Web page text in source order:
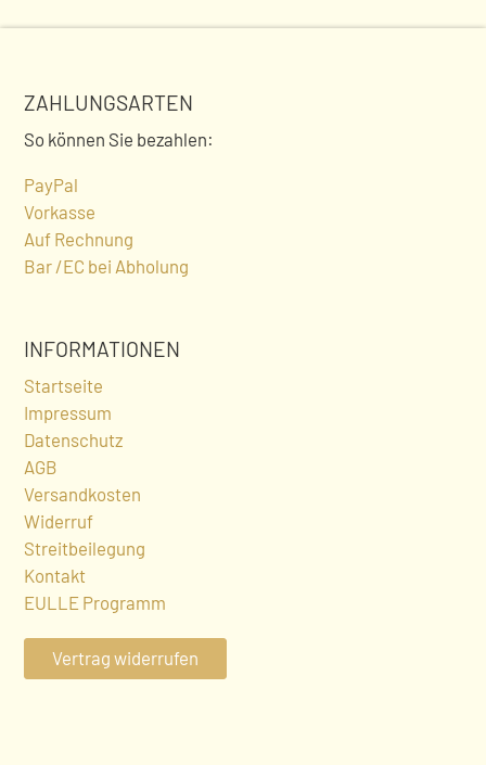
ZAHLUNGSARTEN
So können Sie bezahlen:
PayPal
Vorkasse
Auf Rechnung
Bar /EC bei Abholung
INFORMATIONEN
Startseite
Impressum
Datenschutz
AGB
Versandkosten
Widerruf
Streitbeilegung
Kontakt
EULLE Programm
Vertrag widerrufen